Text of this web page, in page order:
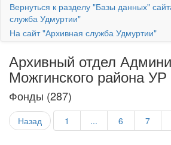
Вернуться к разделу "Базы данных"
служба Удмуртии"
На сайт "Архивная служба Удмуртии"
Архивный отдел
Можгинского района УР
Фонды (287)
Назад 1 ... 6 7